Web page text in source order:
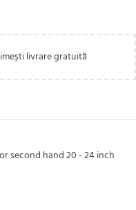
livrare gratuită
second hand 20 - 24 inch